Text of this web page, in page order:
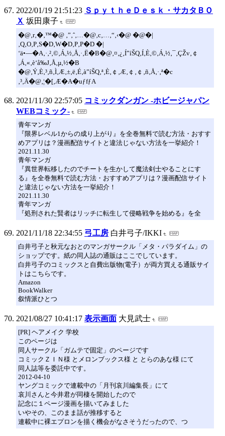
2022/01/19 21:51:23 ＳｐｙｔｈｅＤｅｓｋ・サカタＢＯ
Ｘ 坂田康子
�@‚r‚�‚™�@ ‚”‚ˆ‚…�@‚c‚…‚“‚‹�@ �@�|
‚Q‚O‚P‚S�D‚W�D‚P‚P�D �|
‘ä•—�A‚·‚²‚©‚Á‚½‚Å‚·‚Ë�B�@‚¤‚¿‚Í”íŠQ‚Í‚È‚©‚Á‚½‚¯‚ÇŽv‚￠
‚Á‚«‚è‘å‰J‚Å‚µ‚½�B
�@‚Ý‚È‚³‚ñ‚Ì‚Æ‚±‚ë‚É‚à”íŠQ‚ª‚È‚￠‚Æ‚￠‚￠‚ñ‚Å‚·‚ª�c
‚³‚Ä�@‚¦�[‚Æ�A�uƒfƒA
2021/11/30 22:57:05 コミックダンガン -ホビージャパン
WEBコミック-
青年マンガ
『限界レベル1からの成り上がり』を全巻無料で読む方法・おすす
めアプリは？漫画配信サイトと違法じゃない方法を一挙紹介！
2021.11.30
青年マンガ
『異世界転移したのでチートを生かして魔法剣士やることにす
る』を全巻無料で読む方法・おすすめアプリは？漫画配信サイト
と違法じゃない方法を一挙紹介！
2021.11.30
青年マンガ
『処刑された賢者はリッチに転生して侵略戦争を始める』を全
2021/11/18 22:34:55 弓工房 白井弓子/IKKI
白井弓子と秋元なおとのマンガサークル「メタ・パラダイム」の
ショップです。紙の同人誌の通販はここでしています。
白井弓子のコミックスと自費出版物(電子）が両方買える通販サイ
トはこちらです。
Amazon
BookWalker
叙情派ひとつ
2021/08/27 10:41:17 表示画面 大見武士
[PR] ヘアメイク 学校
このページは
同人サークル「ガムテで固定」のページです
コミックＺＩＮ様 とメロンブックス様 と とらのあな様 にて
同人誌等を委託中です。
2012-04-10
ヤングコミックで連載中の「月刊哀川編集長」にて
哀川さんと今井君が同棲を開始したので
記念に１ページ漫画を描いてみました
いやその、このまま話が推移すると
連載中に裸エプロンを描く機会がなさそうだったので、つ